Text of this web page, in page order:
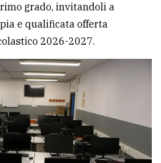
grado, invitandoli a
e qualificata offerta
2026-2027.